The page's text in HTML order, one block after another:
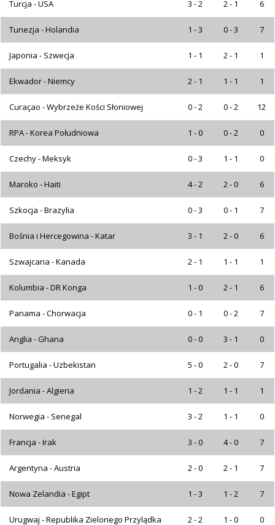
Turcja - USA 3 - 2 2 - 1 6
Tunezja - Holandia 1 - 3 0 - 3 7
Japonia - Szwecja 1 - 1 2 - 1 1
Ekwador - Niemcy 2 - 1 1 - 1 1
Curaçao - Wybrzeże Kości Słoniowej 0 - 2 0 - 2 12
RPA - Korea Południowa 1 - 0 0 - 2 0
Czechy - Meksyk 0 - 3 1 - 1 0
Maroko - Haiti 4 - 2 2 - 0 6
Szkocja - Brazylia 0 - 3 0 - 1 7
Bośnia i Hercegowina - Katar 3 - 1 2 - 0 6
Szwajcaria - Kanada 2 - 1 1 - 1 1
Kolumbia - DR Konga 1 - 0 2 - 1 6
Panama - Chorwacja 0 - 1 0 - 2 7
Anglia - Ghana 0 - 0 3 - 1 0
Portugalia - Uzbekistan 5 - 0 2 - 0 7
Jordania - Algieria 1 - 2 1 - 1 1
Norwegia - Senegal 3 - 2 1 - 1 0
Francja - Irak 3 - 0 4 - 0 7
Argentyna - Austria 2 - 0 2 - 1 7
Nowa Zelandia - Egipt 1 - 3 1 - 2 7
Urugwaj - Republika Zielonego Przylądka 2 - 2 1 - 0 0